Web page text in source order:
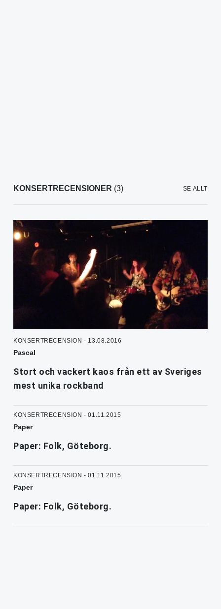
KONSERTRECENSIONER (3) SE ALLT
KONSERTRECENSION - 13.08.2016
Pascal
Stort och vackert kaos från ett av Sveriges
mest unika rockband
KONSERTRECENSION - 01.11.2015
Paper
Paper: Folk, Göteborg.
KONSERTRECENSION - 01.11.2015
Paper
Paper: Folk, Göteborg.